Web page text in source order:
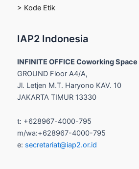
> Kode Etik
IAP2 Indonesia
INFINITE OFFICE Coworking Space
GROUND Floor A4/A,
Jl. Letjen M.T. Haryono KAV. 10
JAKARTA TIMUR 13330
t: +628967-4000-795
m/wa:+628967-4000-795
e: secretariat@iap2.or.id